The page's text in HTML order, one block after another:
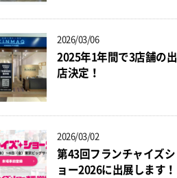
2026/03/06
2025年1年間で3店舗の出
店決定！
2026/03/02
第43回フランチャイズシ
ョー2026に出展します！